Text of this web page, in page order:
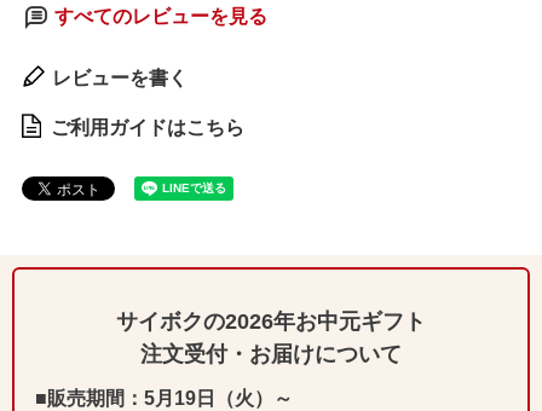
すべてのレビューを見る
レビューを書く
ご利用ガイドはこちら
サイボクの2026年お中元ギフト
注文受付・お届けについて
■販売期間：5月19日（火）～